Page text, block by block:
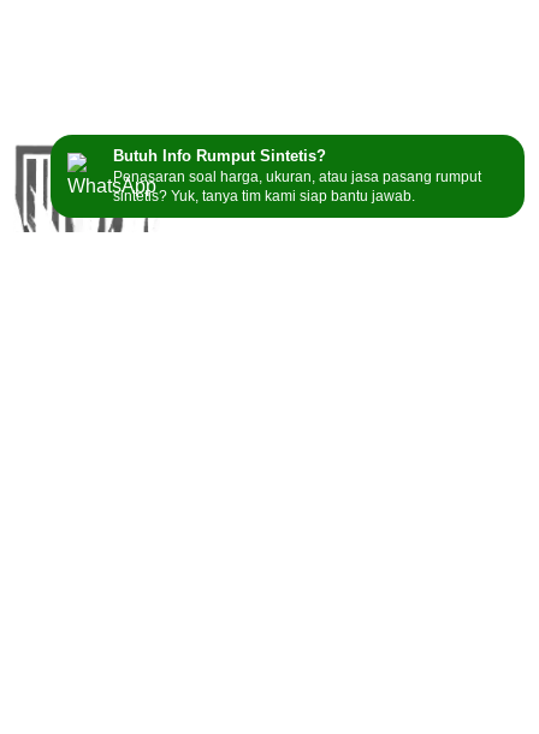
Butuh Info Rumput Sintetis?
Penasaran soal harga, ukuran, atau jasa pasang rumput
sintetis? Yuk, tanya tim kami siap bantu jawab.